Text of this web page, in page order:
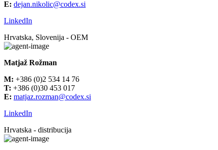
E: dejan.nikolic@codex.si
LinkedIn
Hrvatska, Slovenija - OEM
Matjaž Rožman
M: +386 (0)2 534 14 76
T: +386 (0)30 453 017
E: matjaz.rozman@codex.si
LinkedIn
Hrvatska - distribucija